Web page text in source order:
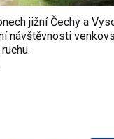
jižní Čechy a
návštěvnosti